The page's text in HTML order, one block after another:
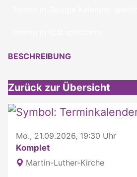
BESCHREIBUNG
Zurück zur Übersicht
Weitere interessante Inhalte
Mo., 21.09.2026, 19:30 Uhr
Komplet
Martin-Luther-Kirche